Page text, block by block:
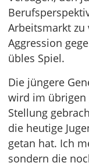
Arbeitsmarkt zu
Aggression
übles Spiel.
Die jüngere
wird im übrigen
Stellung
die heutige
getan hat. Ich
sondern die